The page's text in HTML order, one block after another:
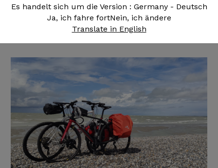
Es handelt sich um die Version : Germany - Deutsch
Ja, ich fahre fortNein, ich ändere
Translate in English
- Roues Fulcrum Rapid Red